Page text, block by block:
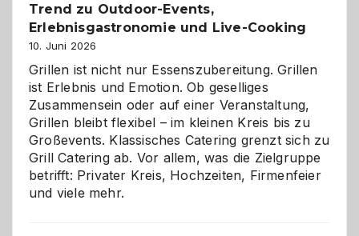
Trend zu Outdoor-Events,
Erlebnisgastronomie und Live-Cooking
10. Juni 2026
Grillen ist nicht nur Essenszubereitung. Grillen
ist Erlebnis und Emotion. Ob geselliges
Zusammensein oder auf einer Veranstaltung,
Grillen bleibt flexibel – im kleinen Kreis bis zu
Großevents. Klassisches Catering grenzt sich zu
Grill Catering ab. Vor allem, was die Zielgruppe
betrifft: Privater Kreis, Hochzeiten, Firmenfeier
und viele mehr.